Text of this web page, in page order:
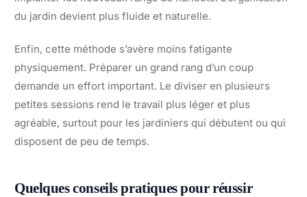
du jardin devient plus fluide et naturelle.
Enfin, cette méthode s’avère moins fatigante
physiquement. Préparer un grand rang d’un coup
demande un effort important. Le diviser en plusieurs
petites sessions rend le travail plus léger et plus
agréable, surtout pour les jardiniers qui débutent ou qui
disposent de peu de temps.
Quelques conseils pratiques pour réussir